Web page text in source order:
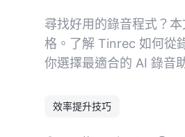
尋找好用的錄音程式？
格。了解 Tinrec 如何從
你選擇最適合的 AI 錄音
效率提升技巧